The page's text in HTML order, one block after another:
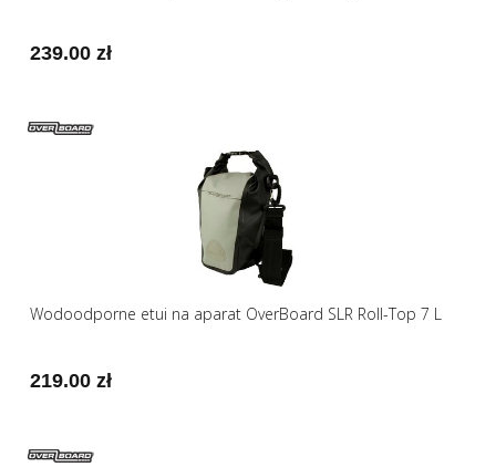
239.00 zł
Wodoodporne etui na aparat OverBoard SLR Roll-Top 7 L
219.00 zł